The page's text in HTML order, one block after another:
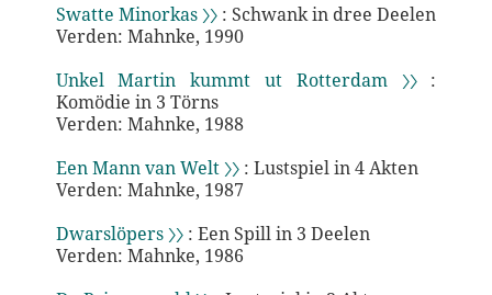
Swatte Minorkas 〉〉: Schwank in dree Deelen
Verden: Mahnke, 1990
Unkel Martin kummt ut Rotterdam 〉〉:
Komödie in 3 Törns
Verden: Mahnke, 1988
Een Mann van Welt 〉〉: Lustspiel in 4 Akten
Verden: Mahnke, 1987
Dwarslöpers 〉〉: Een Spill in 3 Deelen
Verden: Mahnke, 1986